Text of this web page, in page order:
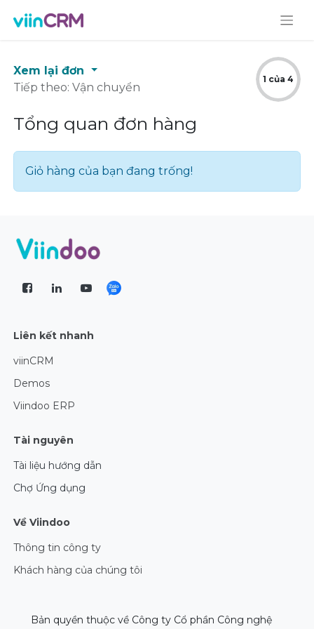
Xem lại đơn
Tiếp theo: Vận chuyển
1 của 4
Tổng quan đơn hàng
Giỏ hàng của bạn đang trống!
Liên kết nhanh​
viinCRM
Demos
Viindoo ERP
Tài nguyên
Tài liệu hướng dẫn
Chợ Ứng dụng
Về Viindoo
Thông tin công ty
Khách hàng của chúng tôi
Bản quyền thuộc về Công ty Cổ phần Công nghệ